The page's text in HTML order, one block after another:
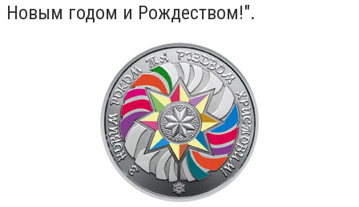
Новым годом и Рождеством!".